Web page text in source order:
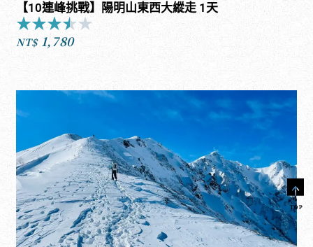
【10連峰挑戰】陽明山東西大縱走 1天
★★★★★
5
NT$ 1,780